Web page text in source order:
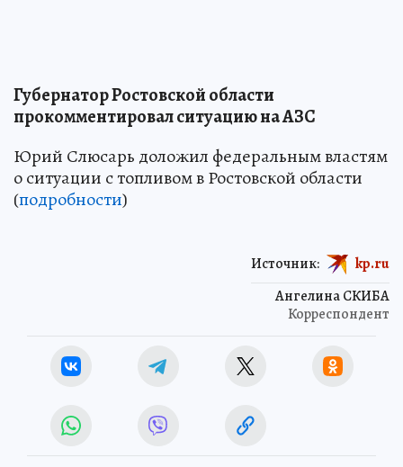
Губернатор Ростовской области
прокомментировал ситуацию на АЗС
Юрий Слюсарь доложил федеральным властям
о ситуации с топливом в Ростовской области
(подробности)
Ангелина СКИБА
Корреспондент
Источник: kp.ru